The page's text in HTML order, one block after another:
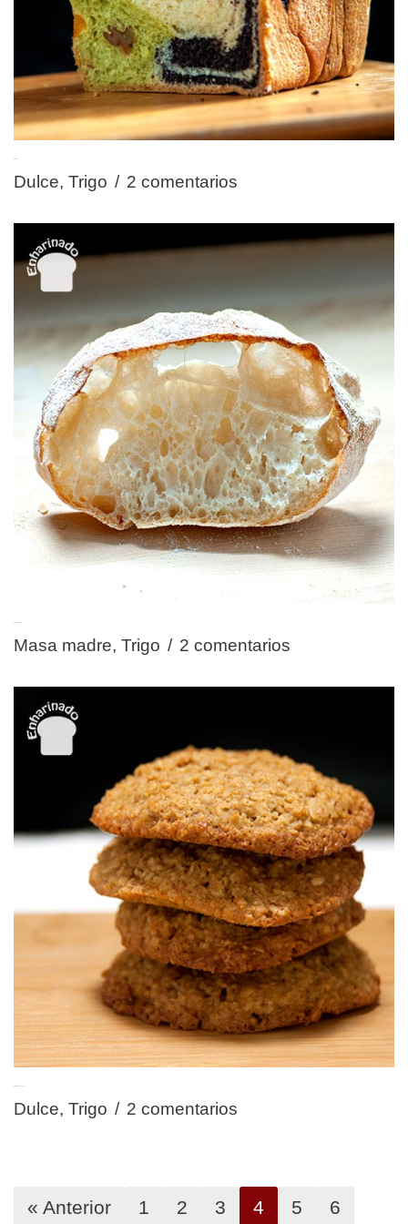
Dulce, Trigo 2 comentarios
Masa madre, Trigo 2 comentarios
Dulce, Trigo 2 comentarios
« Anterior 1 2 3 4 5 6